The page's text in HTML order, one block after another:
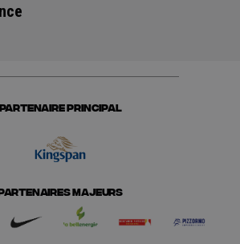
PARTENAIRE PRINCIPAL
MAJEURS